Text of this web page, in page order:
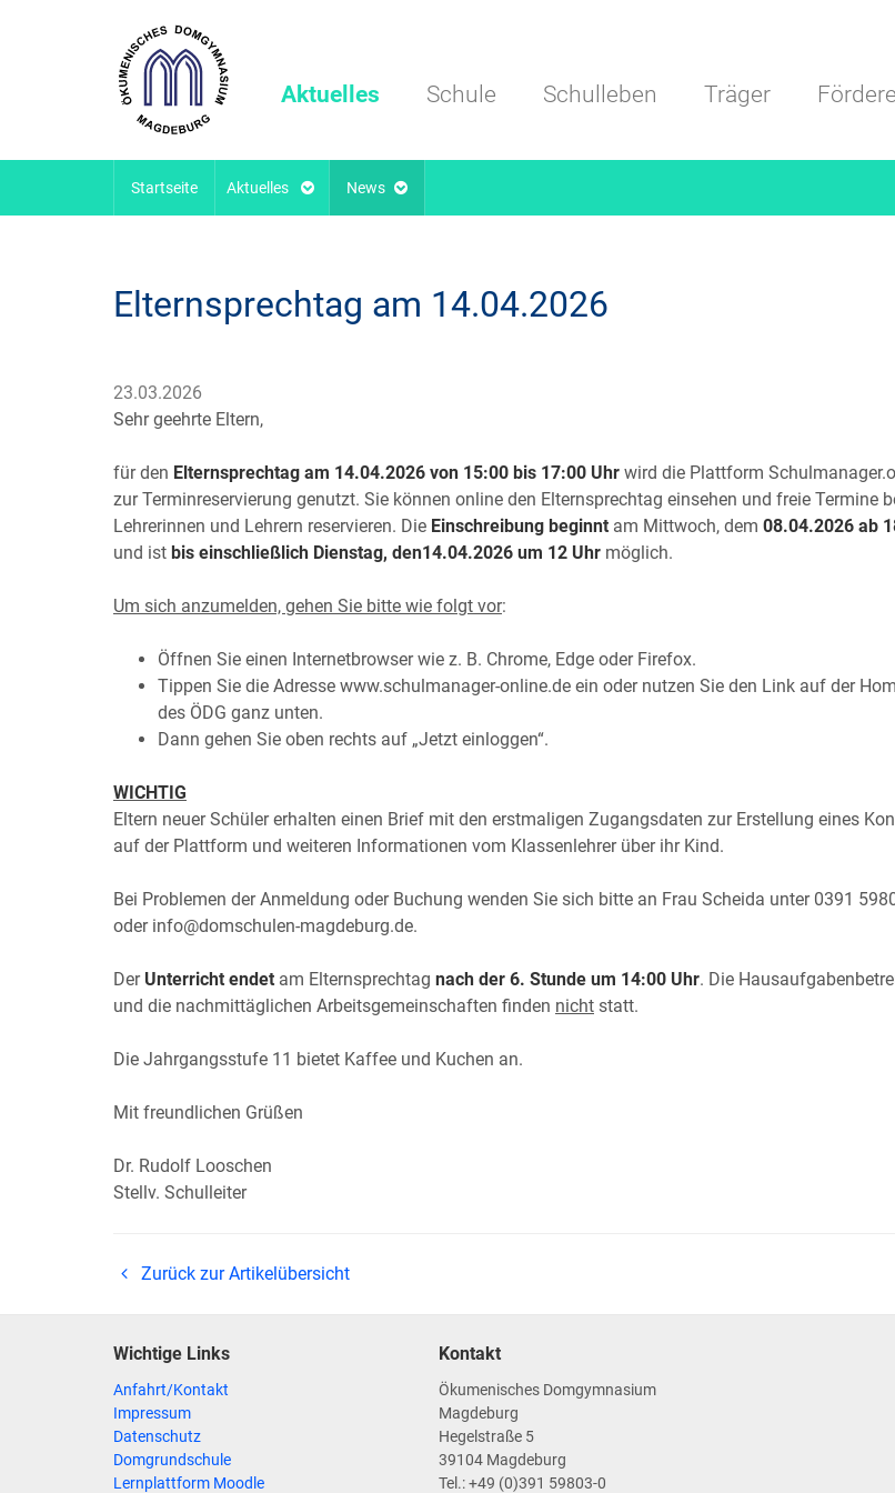
Aktuelles Schule Schulleben Träger
Startseite Aktuelles News
Elternsprechtag am 14.04.2026
23.03.2026
Sehr geehrte Eltern,
für den Elternsprechtag am 14.04.2026 von 15:00 bis 17:00 Uhr wird die Plattform
zur Terminreservierung genutzt. Sie können online den Elternsprechtag einsehen und freie Termine
Lehrerinnen und Lehrern reservieren. Die Einschreibung beginnt am Mittwoch, dem 08.04.2026 ab
und ist bis einschließlich Dienstag, den14.04.2026 um 12 Uhr möglich.
Um sich anzumelden, gehen Sie bitte wie folgt vor:
Öffnen Sie einen Internetbrowser wie z. B. Chrome, Edge oder Firefox.
Tippen Sie die Adresse www.schulmanager-online.de ein oder nutzen Sie den Link auf der
des ÖDG ganz unten.
Dann gehen Sie oben rechts auf „Jetzt einloggen“.
WICHTIG
Eltern neuer Schüler erhalten einen Brief mit den erstmaligen Zugangsdaten zur Erstellung eines
auf der Plattform und weiteren Informationen vom Klassenlehrer über ihr Kind.
Bei Problemen der Anmeldung oder Buchung wenden Sie sich bitte an Frau Scheida unter 0391
oder info@domschulen-magdeburg.de.
Der Unterricht endet am Elternsprechtag nach der 6. Stunde um 14:00 Uhr. Die
und die nachmittäglichen Arbeitsgemeinschaften finden nicht statt.
Die Jahrgangsstufe 11 bietet Kaffee und Kuchen an.
Mit freundlichen Grüßen
Dr. Rudolf Looschen
Stellv. Schulleiter
Zurück zur Artikelübersicht
Wichtige Links
Anfahrt/Kontakt
Impressum
Datenschutz
Domgrundschule
Lernplattform Moodle
Kontakt
Ökumenisches Domgymnasium
Magdeburg
Hegelstraße 5
39104 Magdeburg
Tel.: +49 (0)391 59803-0